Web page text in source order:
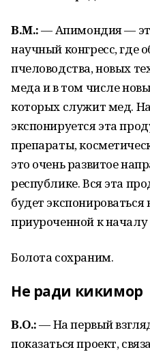
В.М.:— Апимондия —
научный конгресс, где
пчеловодства, новых
меда и в том числе
которых служит мед.
экспонируется эта
препараты,
это очень развитое
республике. Вся эта
будет экспонироваться
приуроченной к началу
Болота сохраним.
Не ради кикимор
В.О.:— На первый
показаться проект,